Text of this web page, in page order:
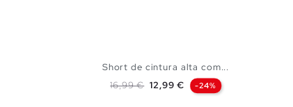
Short de cintura alta com...
Preço normal
16,99 € Preço
12,99 € -24%